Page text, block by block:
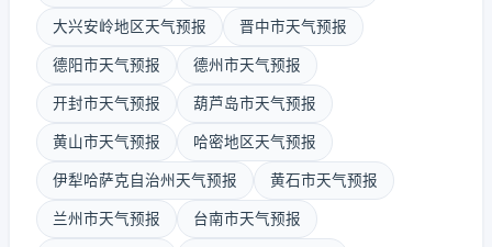
大兴安岭地区天气预报 晋中市天气预报
德阳市天气预报 德州市天气预报
开封市天气预报 葫芦岛市天气预报
黄山市天气预报 哈密地区天气预报
伊犁哈萨克自治州天气预报 黄石市天气预报
兰州市天气预报 台南市天气预报